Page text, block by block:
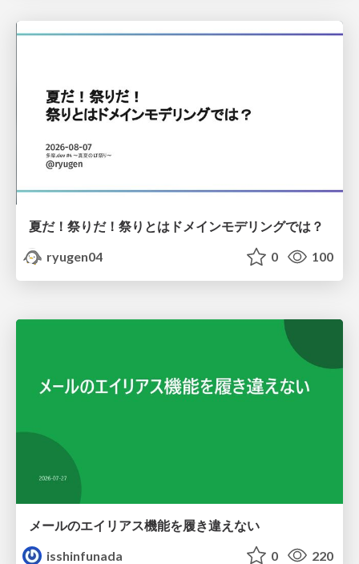
夏だ！祭りだ！祭りとはドメインモデリングでは？
ryugen04
0 100
メールのエイリアス機能を履き違えない
isshinfunada
0 220